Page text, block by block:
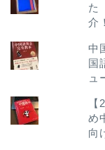
た
介！
中
国
ュ
め
向